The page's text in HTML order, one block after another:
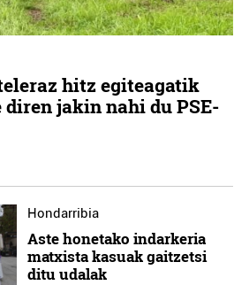
hitz egiteagatik
jakin nahi du PSE-
Hondarribia
Aste honetako indarkeria
matxista kasuak gaitzetsi
ditu udalak